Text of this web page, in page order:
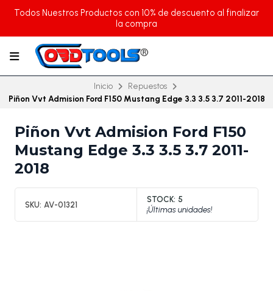
Todos Nuestros Productos con 10% de descuento al finalizar
la compra
Inicio
Repuestos
Piñon Vvt Admision Ford F150 Mustang Edge 3.3 3.5 3.7 2011-2018
Piñon Vvt Admision Ford F150
Mustang Edge 3.3 3.5 3.7 2011-
2018
SKU: AV-01321
STOCK: 5
¡Últimas unidades!